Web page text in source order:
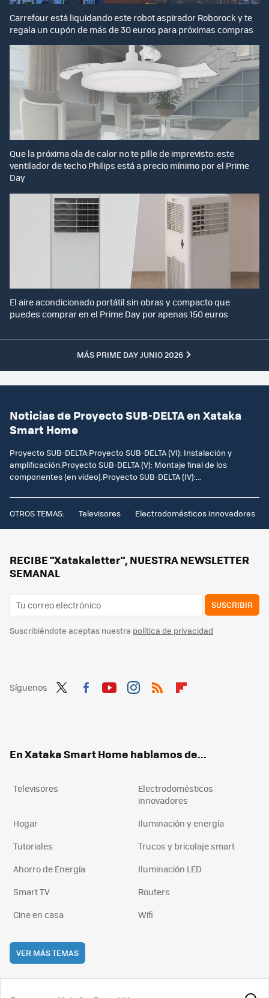
Carrefour está liquidando este robot aspirador Roborock y te
regala un cupón de más de 30 euros para próximas compras
Que la próxima ola de calor no te pille de imprevisto: este
ventilador de techo Philips está a precio mínimo por el Prime
Day
El aire acondicionado portátil sin obras y compacto que
puedes comprar en el Prime Day por apenas 150 euros
MÁS PRIME DAY JUNIO 2026
Noticias de Proyecto SUB-DELTA en Xataka
Smart Home
Proyecto SUB-DELTA:Proyecto SUB-DELTA (VI): Instalación y
amplificación.Proyecto SUB-DELTA (V): Montaje final de los
componentes (en vídeo).Proyecto SUB-DELTA (IV):...
OTROS TEMAS: Televisores Electrodomésticos innovadores
RECIBE "Xatakaletter", NUESTRA NEWSLETTER
SEMANAL
SUSCRIBIR
Suscribiéndote aceptas nuestra política de privacidad
Síguenos
En Xataka Smart Home hablamos de...
Televisores
Electrodomésticos
innovadores
Hogar
Iluminación y energía
Tutoriales
Trucos y bricolaje smart
Ahorro de Energía
Iluminación LED
Smart TV
Routers
Cine en casa
Wifi
VER MÁS TEMAS